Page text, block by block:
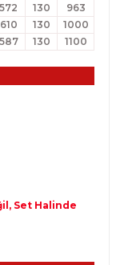
572 130
963
610 130
1000
587 130 1100
Set Halinde